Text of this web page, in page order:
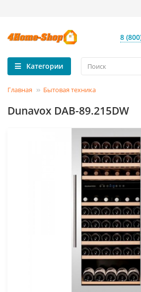
8
Категории
Главная Бытовая техника
Dunavox DAB-89.215DW